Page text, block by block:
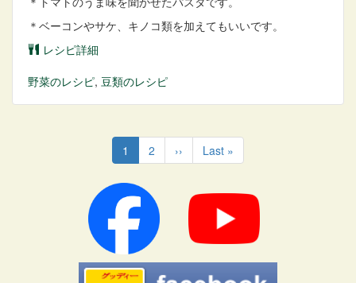
＊ベーコンやサケ、キノコ類を加えてもいいです。
レシピ詳細
野菜のレシピ, 豆類のレシピ
カ
レ
ン
ト
ペ
ー
1
ペ
ー
2
次
ペ
››
最
終
ー
Last »